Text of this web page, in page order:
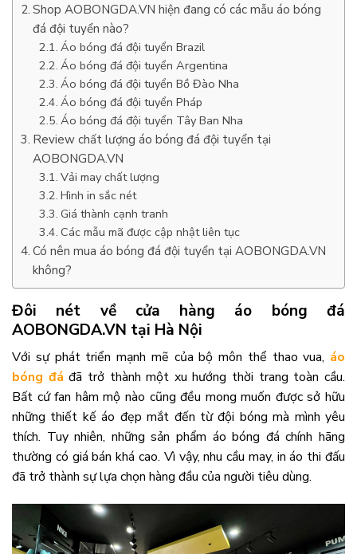
Shop AOBONGDA.VN hiện đang có các mẫu áo bóng
đá đội tuyển nào?
Áo bóng đá đội tuyển Brazil
Áo bóng đá đội tuyển Argentina
Áo bóng đá đội tuyển Bồ Đào Nha
Áo bóng đá đội tuyển Pháp
Áo bóng đá đội tuyển Tây Ban Nha
Review chất lượng áo bóng đá đội tuyển tại
AOBONGDA.VN
Vải may chất lượng
Hình in sắc nét
Giá thành cạnh tranh
Các mẫu mã được cập nhật liên tục
Có nên mua áo bóng đá đội tuyển tại AOBONGDA.VN
không?
Đôi nét về cửa hàng áo bóng đá
AOBONGDA.VN tại Hà Nội
Với sự phát triển mạnh mẽ của bộ môn thể thao vua, áo
bóng đá đã trở thành một xu hướng thời trang toàn cầu.
Bất cứ fan hâm mộ nào cũng đều mong muốn được sở hữu
những thiết kế áo đẹp mắt đến từ đội bóng mà mình yêu
thích. Tuy nhiên, những sản phẩm áo bóng đá chính hãng
thường có giá bán khá cao. Vì vậy, nhu cầu may, in áo thi đấu
đã trở thành sự lựa chọn hàng đầu của người tiêu dùng.